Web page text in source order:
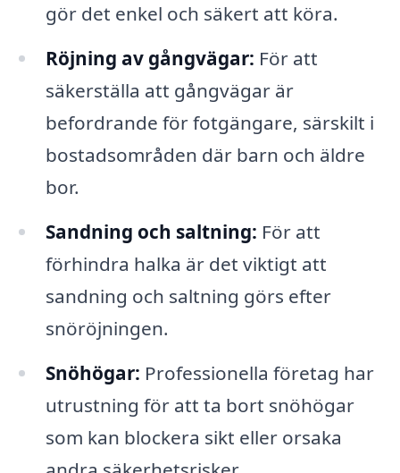
gör det enkel och säkert att köra.
Röjning av gångvägar: För att
säkerställa att gångvägar är
befordrande för fotgängare, särskilt i
bostadsområden där barn och äldre
bor.
Sandning och saltning: För att
förhindra halka är det viktigt att
sandning och saltning görs efter
snöröjningen.
Snöhögar: Professionella företag har
utrustning för att ta bort snöhögar
som kan blockera sikt eller orsaka